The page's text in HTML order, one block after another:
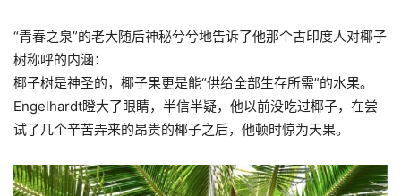
“青春之泉”的老大随后神秘兮兮地告诉了他那个古印度人对椰子
树称呼的内涵：
椰子树是神圣的，椰子果更是能“供给全部生存所需”的水果。
Engelhardt瞪大了眼睛，半信半疑，他以前没吃过椰子，在尝
试了几个辛苦弄来的昂贵的椰子之后，他顿时惊为天果。